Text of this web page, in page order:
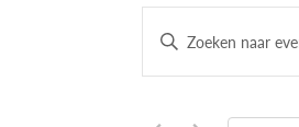
Evenementen
Zoeken
en
Vul
in.